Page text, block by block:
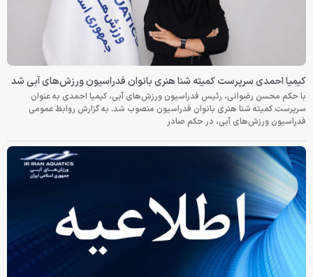
کیمیا احمدی سرپرست کمیته شنا هنری بانوان فدراسیون ورزش‌های آبی شد
با حکم محسن رضوانی، رئیس فدراسیون ورزش‌های آبی، کیمیا احمدی به عنوان
سرپرست کمیته شنا هنری بانوان فدراسیون منصوب شد. به گزارش روابط عمومی
فدراسیون ورزش‌های آبی، در حکم صادر